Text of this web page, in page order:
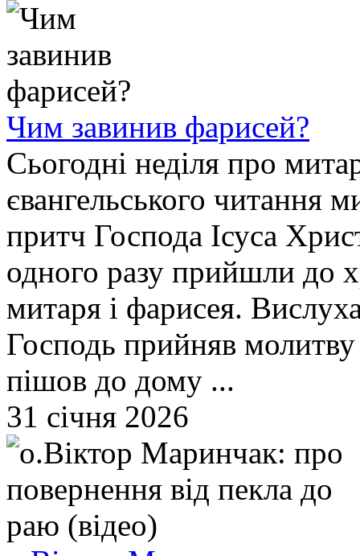
Чим завинив фарисей?
Cьогодні неділя про
євангельського читання
притч Господа Ісуса
одного разу прийшли до
митаря і фарисея.
Господь прийняв
пішов до дому ...
31 січня 2026